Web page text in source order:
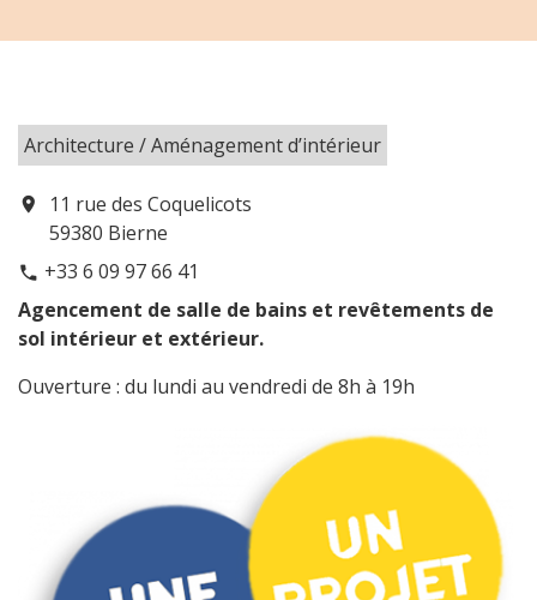
Architecture / Aménagement d’intérieur
location_on
11 rue des Coquelicots
59380 Bierne
phone +33 6 09 97 66 41
Agencement de salle de bains et revêtements de
sol intérieur et extérieur.
Ouverture : du lundi au vendredi de 8h à 19h